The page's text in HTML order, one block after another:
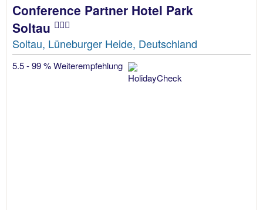
Conference Partner Hotel Park
Soltau
Soltau, Lüneburger Heide, Deutschland
5.5 - 99 % Weiterempfehlung